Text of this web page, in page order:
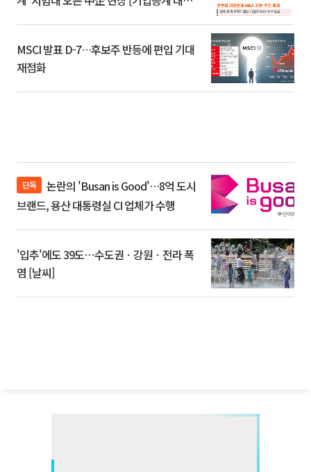
MSCI 발표 D-7…후보주 반등에 편입 기대
재점화
단독
브랜드, 용산 대통령실 CI 업체가 수행
'입추'에도 39도⋯수도권ㆍ강원ㆍ전라 폭
염 [날씨]